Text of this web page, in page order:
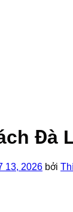
Đà
13, 2026 bởi